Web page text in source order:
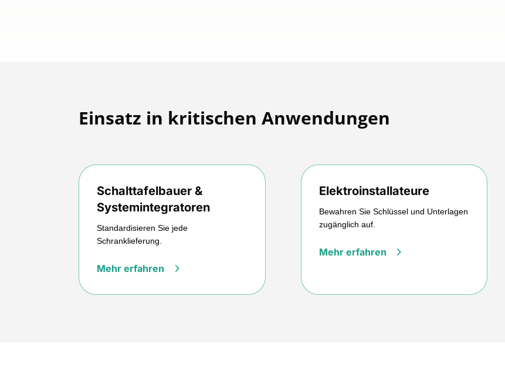
Einsatz in kritischen Anwendungen
Schalttafelbauer &
Systemintegratoren
Standardisieren Sie jede
Schranklieferung.
Mehr erfahren
Elektroinstallateure
Bewahren Sie Schlüssel und Unterlagen
zugänglich auf.
Mehr erfahren